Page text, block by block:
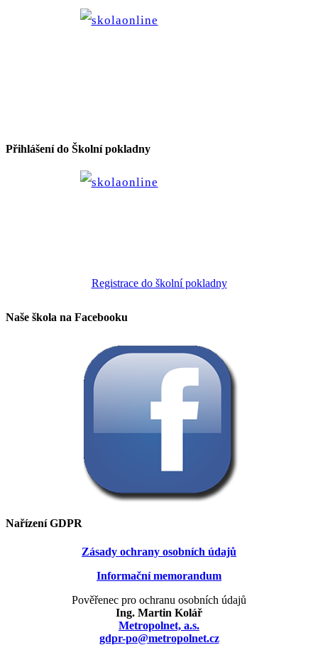
Přihlášení do Školní pokladny
Registrace do školní pokladny
Naše škola na Facebooku
Nařízení GDPR
Zásady ochrany osobních údajů
Informační memorandum
Pověřenec pro ochranu osobních údajů
Ing. Martin Kolář
Metropolnet, a.s.
gdpr-po@metropolnet.cz